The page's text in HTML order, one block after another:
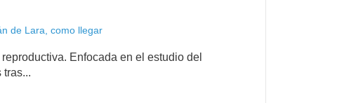
de Lara, como llegar
Enfocada en el estudio del